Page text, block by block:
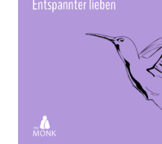
bleiben“: Wann das keine